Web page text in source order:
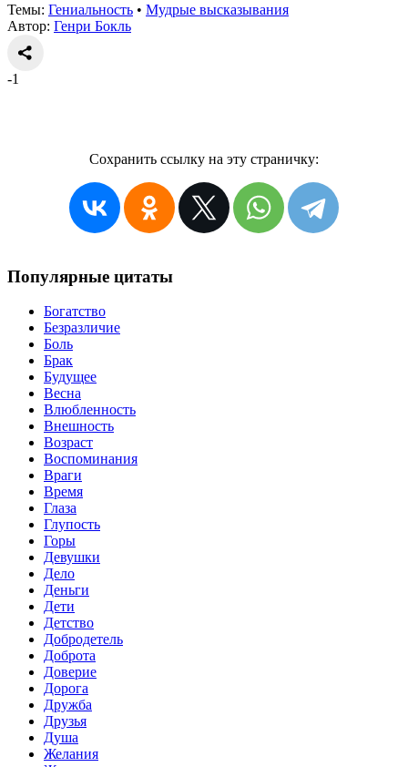
Темы: Гениальность • Мудрые высказывания
Автор: Генри Бокль
-1
Сохранить ссылку на эту страничку:
Популярные цитаты
Богатство
Безразличие
Боль
Брак
Будущее
Весна
Влюбленность
Внешность
Возраст
Воспоминания
Враги
Время
Глаза
Глупость
Горы
Девушки
Дело
Деньги
Дети
Детство
Добродетель
Доброта
Доверие
Дорога
Дружба
Друзья
Душа
Желания